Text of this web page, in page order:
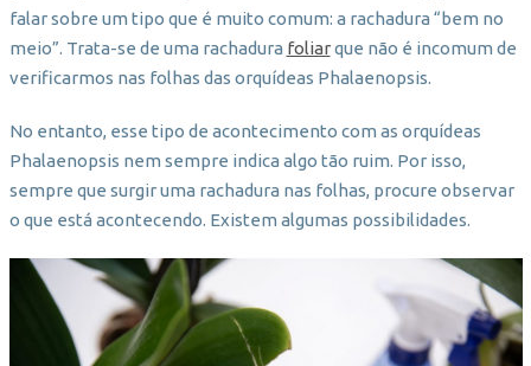
falar sobre um tipo que é muito comum: a rachadura “bem no
meio”. Trata-se de uma rachadura foliarque não é incomum de
verificarmos nas folhas das orquídeas Phalaenopsis.
No entanto, esse tipo de acontecimento com as orquídeas
Phalaenopsis nem sempre indica algo tão ruim. Por isso,
sempre que surgir uma rachadura nas folhas, procure observar
o que está acontecendo. Existem algumas possibilidades.